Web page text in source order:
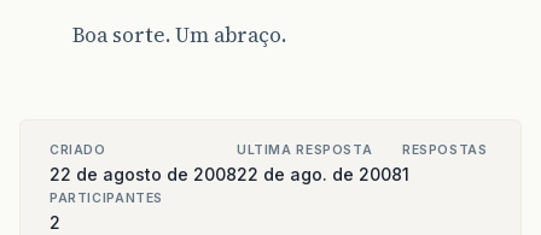
Boa sorte. Um abraço.
CRIADO
22 de agosto de 2008
ULTIMA RESPOSTA
22 de ago. de 2008
RESPOSTAS
1
PARTICIPANTES
2